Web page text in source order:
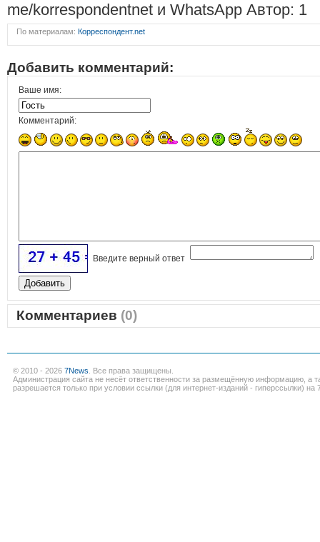
me/korrespondentnet и WhatsApp Автор: 1
По материалам: Корреспондент.net
Добавить комментарий:
Ваше имя:
Комментарий:
Введите верный ответ
Комментариев (0)
© 2010 - 2026 7News . Все права защищены.
Администрация сайта не несёт ответственности за размещённую информацию, а
разрешается только при условии ссылки (для интернет-изданий - гиперссылки) на